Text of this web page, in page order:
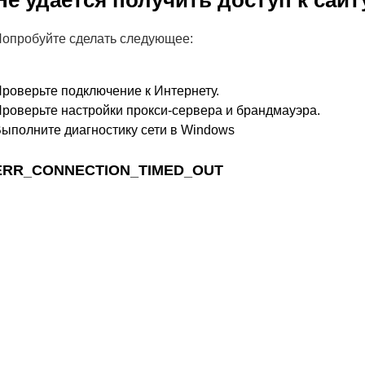
сделать следующее:
подключение к Интернету.
настройки прокси-сервера и брандмауэра.
диагностику сети в Windows